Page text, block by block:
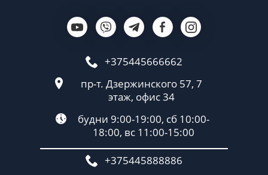
+375445666662
пр-т. Дзержинского 57, 7
этаж, офис 34
будни 9:00-19:00, сб 10:00-
18:00, вс 11:00-15:00
+375445888886